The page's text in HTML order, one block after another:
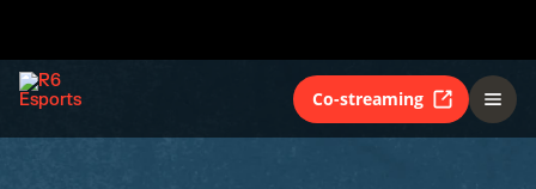
Co-streaming